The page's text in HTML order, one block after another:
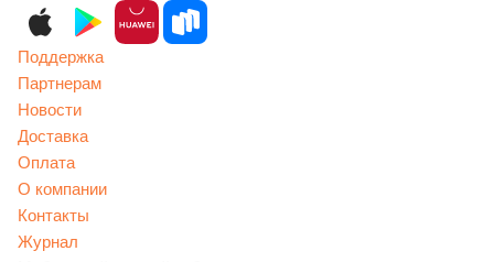
Поддержка
Партнерам
Новости
Доставка
Оплата
О компании
Контакты
Журнал